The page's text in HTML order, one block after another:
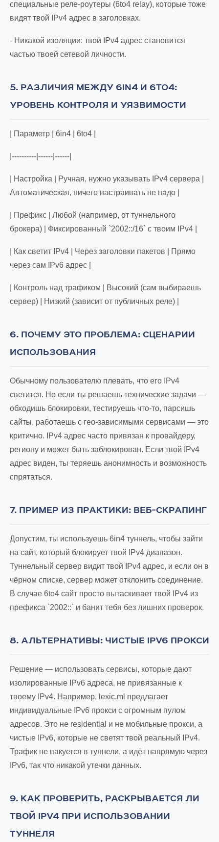
специальные реле-роутеры (6to4 relay), которые тоже
видят твой IPv4 адрес в заголовках.
- Никакой изоляции: твой IPv4 адрес становится
частью твоей сетевой личности.
5. РАЗЛИЧИЯ МЕЖДУ 6IN4 И 6TO4:
УРОВЕНЬ КОНТРОЛЯ И УЯЗВИМОСТИ
| Параметр | 6in4 | 6to4 |
|----------|------|------|
| Настройка | Ручная, нужно указывать IPv4 сервера |
Автоматическая, ничего настраивать не надо |
| Префикс | Любой (например, от туннельного
брокера) | Фиксированный `2002::/16` с твоим IPv4 |
| Как светит IPv4 | Через заголовки пакетов | Прямо
через сам IPv6 адрес |
| Контроль над трафиком | Высокий (сам выбираешь
сервер) | Низкий (зависит от публичных реле) |
6. ПОЧЕМУ ЭТО ПРОБЛЕМА: СЦЕНАРИИ
ИСПОЛЬЗОВАНИЯ
Обычному пользователю плевать, что его IPv4
светится. Но если ты решаешь технические задачи —
обходишь блокировки, тестируешь что-то, парсишь
сайты, работаешь с гео-зависимыми сервисами — это
критично. IPv4 адрес часто привязан к провайдеру,
региону и может быть заблокирован. Если твой IPv4
адрес виден, ты теряешь анонимность и возможность
спрятаться.
7. ПРИМЕР ИЗ ПРАКТИКИ: ВЕБ-СКРАПИНГ
Допустим, ты используешь 6in4 туннель, чтобы зайти
на сайт, который блокирует твой IPv4 диапазон.
Туннельный сервер видит твой IPv4 адрес, и если он в
чёрном списке, сервер может отклонить соединение.
В случае 6to4 сайт просто вытаскивает твой IPv4 из
префикса `2002::` и банит тебя без лишних проверок.
8. АЛЬТЕРНАТИВЫ: ЧИСТЫЕ IPV6 ПРОКСИ
Решение — использовать сервисы, которые дают
изолированные IPv6 адреса, не привязанные к
твоему IPv4. Например, lexic.ml предлагает
индивидуальные IPv6 прокси с огромным пулом
адресов. Это не residential и не мобильные прокси, а
чистые IPv6, которые не светят твой реальный IPv4.
Трафик не пакуется в туннели, а идёт напрямую через
IPv6, так что никакой утечки данных.
9. КАК ПРОВЕРИТЬ, РАСКРЫВАЕТСЯ ЛИ
ТВОЙ IPV4 ПРИ ИСПОЛЬЗОВАНИИ
ТУННЕЛЯ